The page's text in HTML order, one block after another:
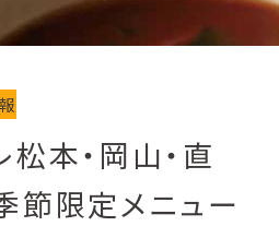
本・岡山・直
節限定メニュー